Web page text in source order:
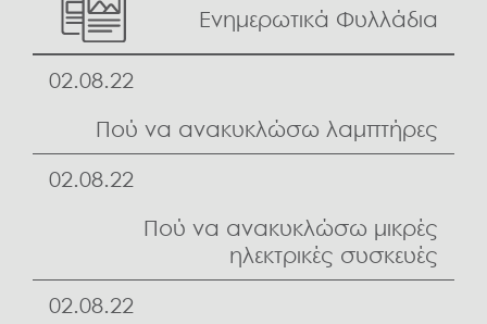
Ενημερωτικά Φυλλάδια
02.08.22
Πού να ανακυκλώσω λαμπτήρες
02.08.22
Πού να ανακυκλώσω μικρές
ηλεκτρικές συσκευές
02.08.22